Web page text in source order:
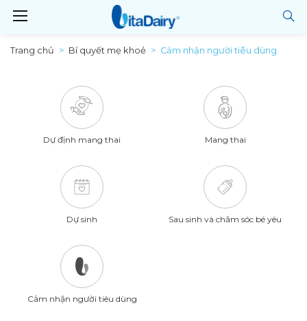
Trang chủ Bí quyết mẹ khoẻ Cảm nhận người tiêu dùng
Dự định mang thai Mang thai
Dự sinh Sau sinh và chăm sóc bé yêu
Cảm nhận người tiêu dùng